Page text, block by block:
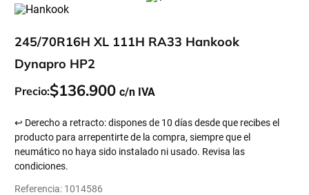
245/70R16H XL 111H RA33 Hankook
Dynapro HP2
Precio:$136.900
↩ Derecho a retracto: dispones de 10 días desde que recibes el
producto para arrepentirte de la compra, siempre que el
neumático no haya sido instalado ni usado. Revisa las
condiciones.
Referencia: 1014586